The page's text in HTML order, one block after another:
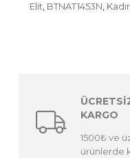
Elit, BTNAT1453N,
KARGO
1500₺ ve
ürünlerde